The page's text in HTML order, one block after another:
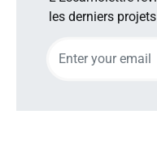
les derniers